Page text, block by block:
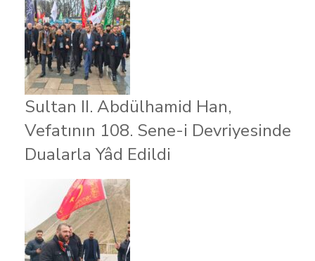
Sultan II. Abdülhamid Han,
Vefatının 108. Sene-i Devriyesinde
Dualarla Yâd Edildi